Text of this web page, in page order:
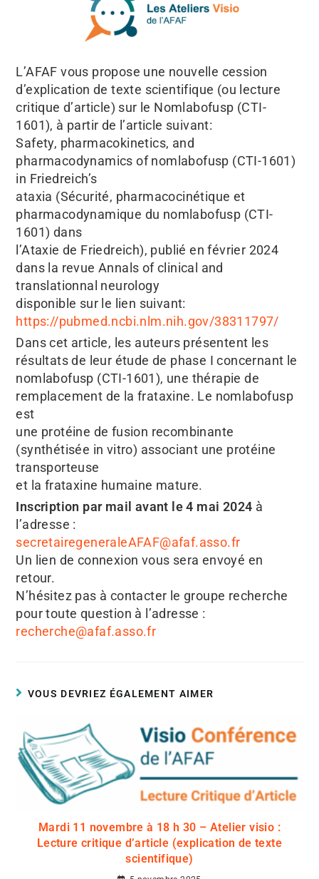
L’AFAF vous propose une nouvelle cession
d’explication de texte scientifique (ou lecture
critique d’article) sur le Nomlabofusp (CTI-
1601), à partir de l’article suivant:
Safety, pharmacokinetics, and
pharmacodynamics of nomlabofusp (CTI-1601)
in Friedreich’s
ataxia (Sécurité, pharmacocinétique et
pharmacodynamique du nomlabofusp (CTI-
1601) dans
l’Ataxie de Friedreich), publié en février 2024
dans la revue Annals of clinical and
translationnal neurology
disponible sur le lien suivant:
https://pubmed.ncbi.nlm.nih.gov/38311797/
Dans cet article, les auteurs présentent les
résultats de leur étude de phase I concernant le
nomlabofusp (CTI-1601), une thérapie de
remplacement de la frataxine. Le nomlabofusp
est
une protéine de fusion recombinante
(synthétisée in vitro) associant une protéine
transporteuse
et la frataxine humaine mature.
Inscription par mail avant le 4 mai 2024 à
l’adresse :
secretairegeneraleAFAF@afaf.asso.fr
Un lien de connexion vous sera envoyé en
retour.
N’hésitez pas à contacter le groupe recherche
pour toute question à l’adresse :
recherche@afaf.asso.fr
VOUS DEVRIEZ ÉGALEMENT AIMER
Mardi 11 novembre à 18 h 30 – Atelier visio :
Lecture critique d’article (explication de texte
scientifique)